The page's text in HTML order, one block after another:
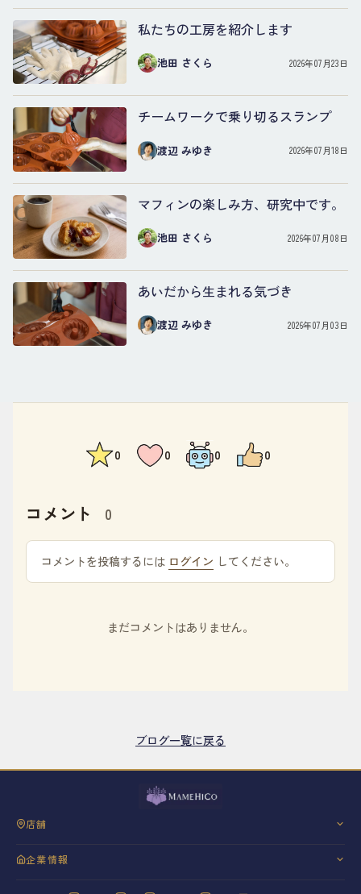
私たちの工房を紹介します
池田 さくら 2026年07月23日
チームワークで乗り切るスランプ
渡辺 みゆき 2026年07月18日
マフィンの楽しみ方、研究中です。
池田 さくら 2026年07月08日
あいだから生まれる気づき
渡辺 みゆき 2026年07月03日
0 0 0 0
コメント 0
コメントを投稿するには ログイン してください。
まだコメントはありません。
ブログ一覧に戻る
店舗
企業情報